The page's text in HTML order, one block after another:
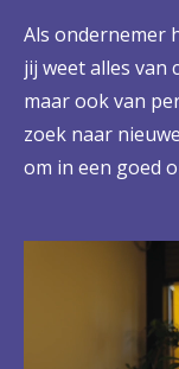
Als ondernemer
jij weet alles van
maar ook van
zoek naar
om in een goed
Zo zorg je voor
medewerkers